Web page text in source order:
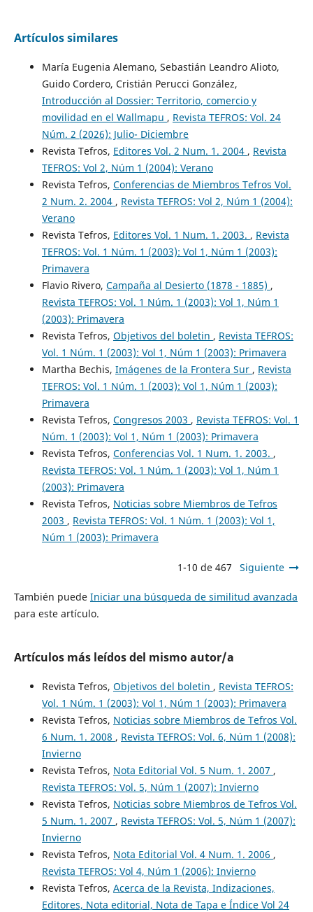
Artículos similares
María Eugenia Alemano, Sebastián Leandro Alioto,
Guido Cordero, Cristián Perucci González,
Introducción al Dossier: Territorio, comercio y
movilidad en el Wallmapu , Revista TEFROS: Vol. 24
Núm. 2 (2026): Julio- Diciembre
Revista Tefros, Editores Vol. 2 Num. 1. 2004 , Revista
TEFROS: Vol 2, Núm 1 (2004): Verano
Revista Tefros, Conferencias de Miembros Tefros Vol.
2 Num. 2. 2004 , Revista TEFROS: Vol 2, Núm 1 (2004):
Verano
Revista Tefros, Editores Vol. 1 Num. 1. 2003. , Revista
TEFROS: Vol. 1 Núm. 1 (2003): Vol 1, Núm 1 (2003):
Primavera
Flavio Rivero, Campaña al Desierto (1878 - 1885) ,
Revista TEFROS: Vol. 1 Núm. 1 (2003): Vol 1, Núm 1
(2003): Primavera
Revista Tefros, Objetivos del boletin , Revista TEFROS:
Vol. 1 Núm. 1 (2003): Vol 1, Núm 1 (2003): Primavera
Martha Bechis, Imágenes de la Frontera Sur , Revista
TEFROS: Vol. 1 Núm. 1 (2003): Vol 1, Núm 1 (2003):
Primavera
Revista Tefros, Congresos 2003 , Revista TEFROS: Vol. 1
Núm. 1 (2003): Vol 1, Núm 1 (2003): Primavera
Revista Tefros, Conferencias Vol. 1 Num. 1. 2003. ,
Revista TEFROS: Vol. 1 Núm. 1 (2003): Vol 1, Núm 1
(2003): Primavera
Revista Tefros, Noticias sobre Miembros de Tefros
2003 , Revista TEFROS: Vol. 1 Núm. 1 (2003): Vol 1,
Núm 1 (2003): Primavera
1-10 de 467 Siguiente
También puede Iniciar una búsqueda de similitud avanzada
para este artículo.
Artículos más leídos del mismo autor/a
Revista Tefros, Objetivos del boletin , Revista TEFROS:
Vol. 1 Núm. 1 (2003): Vol 1, Núm 1 (2003): Primavera
Revista Tefros, Noticias sobre Miembros de Tefros Vol.
6 Num. 1. 2008 , Revista TEFROS: Vol. 6, Núm 1 (2008):
Invierno
Revista Tefros, Nota Editorial Vol. 5 Num. 1. 2007 ,
Revista TEFROS: Vol. 5, Núm 1 (2007): Invierno
Revista Tefros, Noticias sobre Miembros de Tefros Vol.
5 Num. 1. 2007 , Revista TEFROS: Vol. 5, Núm 1 (2007):
Invierno
Revista Tefros, Nota Editorial Vol. 4 Num. 1. 2006 ,
Revista TEFROS: Vol 4, Núm 1 (2006): Invierno
Revista Tefros, Acerca de la Revista, Indizaciones,
Editores, Nota editorial, Nota de Tapa e Índice Vol 24